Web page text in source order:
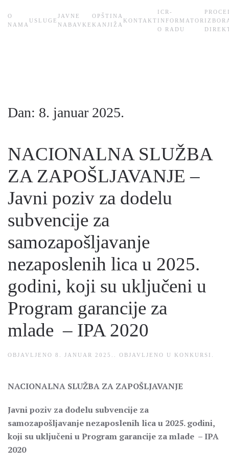
Skip
О
NAMA
USLUGE
JAVNE
NABAVKE
OPŠTINA
KANJIŽA
KONTAKT
ICR-
INFORMATOR
O RADU
Dan: 8. januar 2025.
NACIONALNA SLUŽBA
ZA ZAPOŠLJAVANJE –
Javni poziv za dodelu
subvencije za
samozapošljavanje
nezaposlenih lica u 2025.
godini, koji su uključeni u
Program garancije za
mlade – IPA 2020
OBJAVLJENO 8. JANUAR 2025. . OBJAVLJENO U KONKURSI
NACIONALNA SLUŽBA ZA ZAPOŠLJAVANJE
Javni poziv za dodelu subvencije za
samozapošljavanje nezaposlenih lica u 2025. godini,
koji su uključeni u Program garancije za mlade – IPA
2020